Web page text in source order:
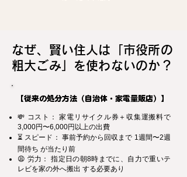
なぜ、賢い住人は「市役所の
粗大ごみ」を使わないのか？
【従来の処分方法（自治体・家電量販店）】
💸 コスト： 家電リサイクル券＋収集運搬料で
3,000円〜6,000円以上の出費
⏳ スピード： 事前予約から回収まで 1週間〜2週
間待ち が当たり前
😩 労力： 指定日の朝8時までに、自力で重いテ
レビを家の外へ搬出 する必要あり